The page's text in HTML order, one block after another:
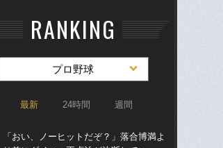
RANKING
プロ野球
最新 24時間 週間
「おい、ノーヒットだぞ？」落合博満よ